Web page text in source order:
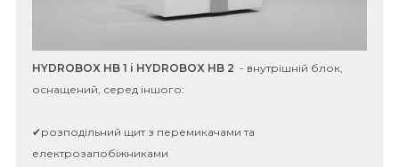
HYDROBOX HB 1 i HYDROBOX HB 2 - внутрішній блок,
оснащений, серед іншого:
✔розподільний щит з перемикачами та
електрозапобіжниками